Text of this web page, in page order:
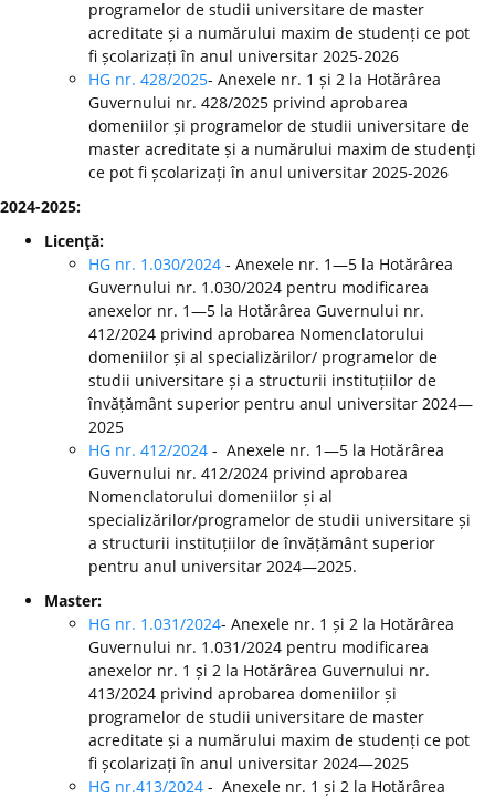
programelor de studii universitare de master
acreditate și a numărului maxim de studenți ce pot
fi școlarizați în anul universitar 2025-2026
HG nr. 428/2025- Anexele nr. 1 și 2 la Hotărârea
Guvernului nr. 428/2025 privind aprobarea
domeniilor și programelor de studii universitare de
master acreditate și a numărului maxim de studenți
ce pot fi școlarizați în anul universitar 2025-2026
2024-2025:
Licenţă:
HG nr. 1.030/2024 - Anexele nr. 1—5 la Hotărârea
Guvernului nr. 1.030/2024 pentru modificarea
anexelor nr. 1—5 la Hotărârea Guvernului nr.
412/2024 privind aprobarea Nomenclatorului
domeniilor și al specializărilor/ programelor de
studii universitare și a structurii instituțiilor de
învățământ superior pentru anul universitar 2024—
2025
HG nr. 412/2024 - Anexele nr. 1—5 la Hotărârea
Guvernului nr. 412/2024 privind aprobarea
Nomenclatorului domeniilor și al
specializărilor/programelor de studii universitare și
a structurii instituțiilor de învățământ superior
pentru anul universitar 2024—2025.
Master:
HG nr. 1.031/2024- Anexele nr. 1 și 2 la Hotărârea
Guvernului nr. 1.031/2024 pentru modificarea
anexelor nr. 1 și 2 la Hotărârea Guvernului nr.
413/2024 privind aprobarea domeniilor și
programelor de studii universitare de master
acreditate și a numărului maxim de studenți ce pot
fi școlarizați în anul universitar 2024—2025
HG nr.413/2024 - Anexele nr. 1 și 2 la Hotărârea